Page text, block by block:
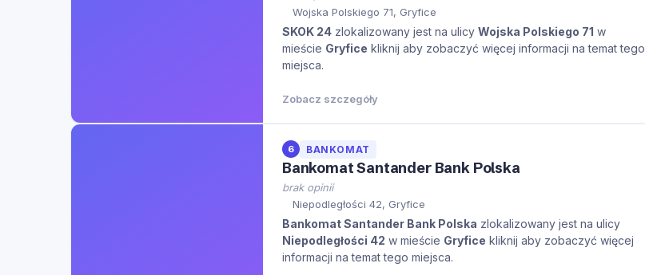
Wojska Polskiego 71, Gryfice
SKOK 24 zlokalizowany jest na ulicy Wojska Polskiego 71 w
mieście Gryfice kliknij aby zobaczyć więcej informacji na temat tego
miejsca.
Zobacz szczegóły
6 BANKOMAT
Bankomat Santander Bank Polska
brak opinii
Niepodległości 42, Gryfice
Bankomat Santander Bank Polska zlokalizowany jest na ulicy
Niepodległości 42 w mieście Gryfice kliknij aby zobaczyć więcej
informacji na temat tego miejsca.